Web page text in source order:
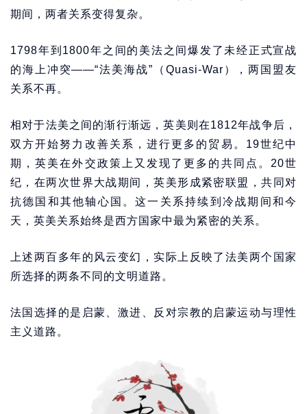
期间，两者关系变得复杂。
1798年到1800年之间的美法之间爆发了未经正式宣战
的海上冲突——“法美海战”（Quasi-War），两国盟友
关系不再。
相对于法美之间的渐行渐远，英美则在1812年战争后，
双方开始努力改善关系，进行更多的贸易。19世纪中
期，英美在外交政策上又发现了更多的共同点。20世
纪，在两次世界大战期间，英美形成紧密联盟，共同对
抗德国和其他轴心国。这一关系持续到冷战期间和今
天，英美关系始终是西方国家中最为紧密的关系。
上述两百多年的风云变幻，实际上反映了法美两个国家
所选择的两条不同的文明道路。
法国选择的是启蒙、激进、反对宗教的启蒙运动与理性
主义道路。